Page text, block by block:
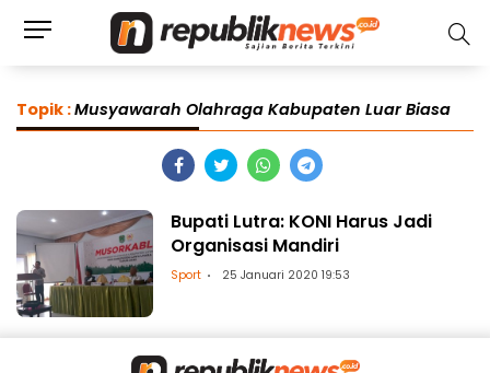
Topik :Musyawarah Olahraga Kabupaten Luar Biasa
Bupati Lutra: KONI Harus Jadi
Organisasi Mandiri
Sport 25 Januari 2020 19:53